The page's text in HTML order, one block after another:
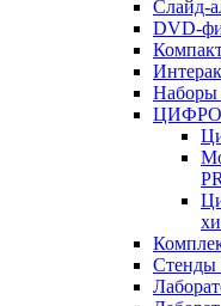
Слайд-
DVD-
Наборы